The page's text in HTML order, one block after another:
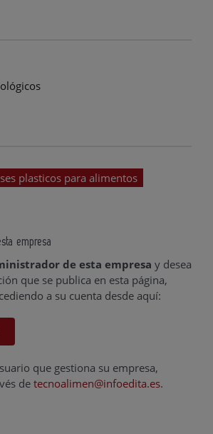
plasticos para alimentos
empresa
de esta empresa y desea
que se publica en esta página,
a su cuenta desde aquí:
que gestiona su empresa,
de tecnoalimen@infoedita.es.